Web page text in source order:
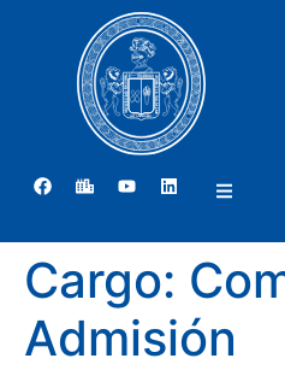
Cargo:
Admisión